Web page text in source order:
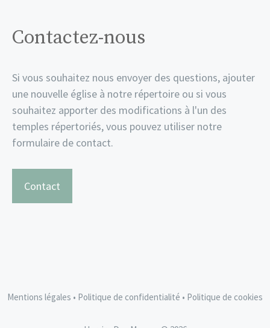
Contactez-nous
Si vous souhaitez nous envoyer des questions, ajouter
une nouvelle église à notre répertoire ou si vous
souhaitez apporter des modifications à l'un des
temples répertoriés, vous pouvez utiliser notre
formulaire de contact.
Contact
Mentions légales • Politique de confidentialité • Politique de cookies